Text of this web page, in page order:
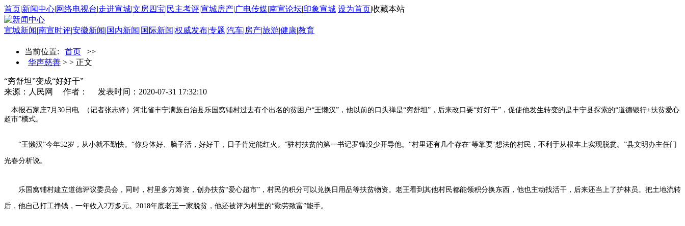
首页|新闻中心|网络电视台|走进宣城|文房四宝|民主考评|宣城房产|广电传媒|南宣论坛|印象宣城 设为首页|收藏本站
宣城新闻|南宣时评|安徽新闻|国内新闻|国际新闻|权威发布|专题|汽车|房产|旅游|健康|教育
当前位置: 首页
>>
华声慈善 > > 正文
“穷舒坦”变成“好好干”
来源：人民网
作者： 发表时间：2020-07-31 17:32:10
本报石家庄7月30日电 （记者张志锋）河北省丰宁满族自治县乐国窝铺村过去有个出名的贫困户“王懒汉”，他以前的口头禅是“穷舒坦”，后来改口要“好好干”，促使他发生转变的是丰宁县探索的“道德银行+扶贫爱心
超市”模式。
“王懒汉”今年52岁，从小就不勤快。“你身体好、脑子活，好好干，日子肯定能红火。”驻村扶贫的第一书记罗锋没少开导他。“村里还有几个存在‘等靠要’想法的村民，不利于从根本上实现脱贫。”县文明办主任门
光春分析说。
乐国窝铺村建立道德评议委员会，同时，村里多方筹资，创办扶贫“爱心超市”，村民的积分可以兑换日用品等扶贫物资。老王看到其他村民都能领积分换东西，他也主动找活干，后来还当上了护林员。把土地流转
后，他自己打工挣钱，一年收入2万多元。2018年底老王一家脱贫，他还被评为村里的“勤劳致富”能手。